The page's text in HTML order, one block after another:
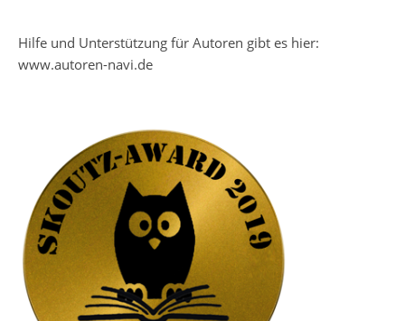
Hilfe und Unterstützung für Autoren gibt es hier:
www.autoren-navi.de